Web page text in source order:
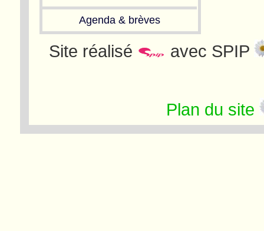
Agenda & brèves
Site réalisé avec SPIP
Plan du site